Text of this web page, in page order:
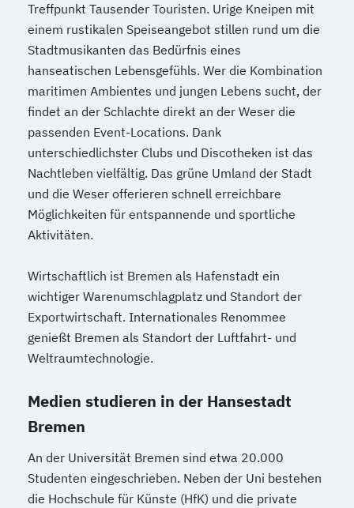
Treffpunkt Tausender Touristen. Urige Kneipen mit
einem rustikalen Speiseangebot stillen rund um die
Stadtmusikanten das Bedürfnis eines
hanseatischen Lebensgefühls. Wer die Kombination
maritimen Ambientes und jungen Lebens sucht, der
findet an der Schlachte direkt an der Weser die
passenden Event-Locations. Dank
unterschiedlichster Clubs und Discotheken ist das
Nachtleben vielfältig. Das grüne Umland der Stadt
und die Weser offerieren schnell erreichbare
Möglichkeiten für entspannende und sportliche
Aktivitäten.
Wirtschaftlich ist Bremen als Hafenstadt ein
wichtiger Warenumschlagplatz und Standort der
Exportwirtschaft. Internationales Renommee
genießt Bremen als Standort der Luftfahrt- und
Weltraumtechnologie.
Medien studieren in der Hansestadt
Bremen
An der Universität Bremen sind etwa 20.000
Studenten eingeschrieben. Neben der Uni bestehen
die Hochschule für Künste (HfK) und die private